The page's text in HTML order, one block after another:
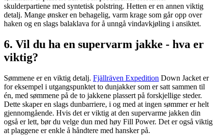
skulderpartiene med syntetisk polstring. Hetten er en annen viktig
detalj. Mange ønsker en behagelig, varm krage som går opp over
haken og en slags balaklava for å unngå vindavkjøling i ansiktet.
6. Vil du ha en supervarm jakke - hva er
viktig?
Sømmene er en viktig detalj. Fjällräven Expedition Down Jacket er
for eksempel i utgangspunktet to dunjakker som er satt sammen til
én, med sømmene på de to jakkene plassert på forskjellige steder.
Dette skaper en slags dunbarriere, i og med at ingen sømmer er helt
gjennomgående. Hvis det er viktig at den supervarme jakken din
også er lett, bør du velge dun med høy Fill Power. Det er også viktig
at plaggene er enkle å håndtere med hansker på.